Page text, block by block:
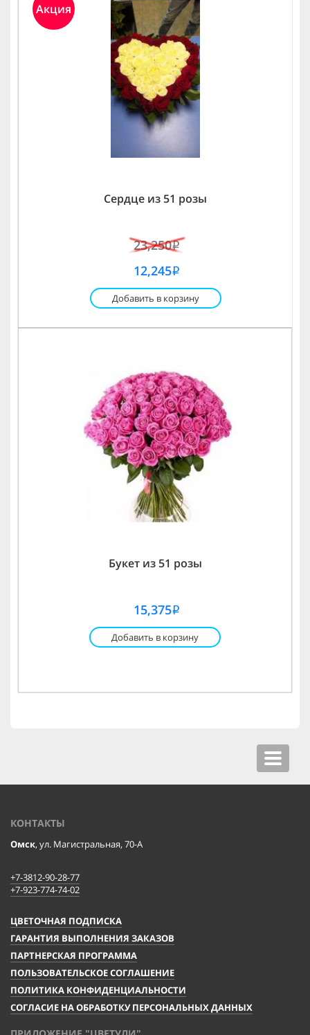
Акция
Сердце из 51 розы
23,250i
12,245i
Добавить в корзину
Букет из 51 розы
15,375i
Добавить в корзину
Toggle
КОНТАКТЫ
Омск, ул. Магистральная, 70-А
+7-3812-90-28-77
+7-923-774-74-02
ЦВЕТОЧНАЯ ПОДПИСКА
ГАРАНТИЯ ВЫПОЛНЕНИЯ ЗАКАЗОВ
ПАРТНЕРСКАЯ ПРОГРАММА
ПОЛЬЗОВАТЕЛЬСКОЕ СОГЛАШЕНИЕ
ПОЛИТИКА КОНФИДЕНЦИАЛЬНОСТИ
СОГЛАСИЕ НА ОБРАБОТКУ ПЕРСОНАЛЬНЫХ ДАННЫХ